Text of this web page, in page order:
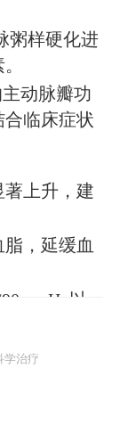
粥样硬化进
动脉瓣功
临床症状
上升，建
，延缓血
以
肪酸摄
学治疗